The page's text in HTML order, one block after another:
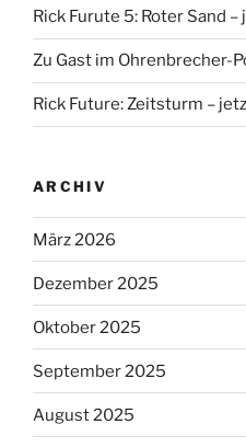
Rick Furute 5: Roter Sand
Zu Gast im Ohrenbrecher-
Rick Future: Zeitsturm –
ARCHIV
März 2026
Dezember 2025
Oktober 2025
September 2025
August 2025